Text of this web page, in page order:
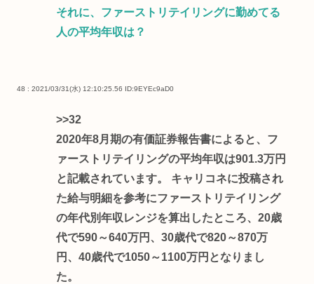
それに、ファーストリテイリングに勤めてる
人の平均年収は？
48 : 2021/03/31(水) 12:10:25.56 ID:9EYEc9aD0
>>32
2020年8月期の有価証券報告書によると、フ
ァーストリテイリングの平均年収は901.3万円
と記載されています。 キャリコネに投稿され
た給与明細を参考にファーストリテイリング
の年代別年収レンジを算出したところ、20歳
代で590～640万円、30歳代で820～870万
円、40歳代で1050～1100万円となりまし
た。